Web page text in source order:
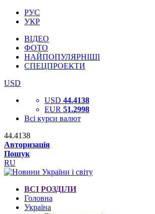
РУС
УКР
ВІДЕО
ФОТО
НАЙПОПУЛЯРНІШІ
СПЕЦПРОЕКТИ
USD
USD 44.4138
EUR 51.2998
Всі курси валют
44.4138
Авторизація
Пошук
RU
ВСІ РОЗДІЛИ
Головна
Україна